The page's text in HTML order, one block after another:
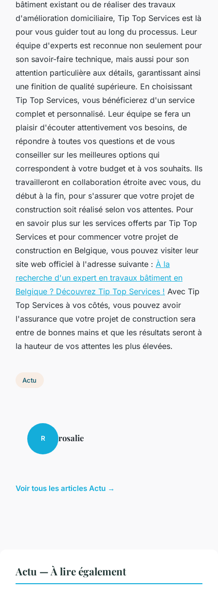
bâtiment existant ou de réaliser des travaux
d'amélioration domiciliaire, Tip Top Services est là
pour vous guider tout au long du processus. Leur
équipe d'experts est reconnue non seulement pour
son savoir-faire technique, mais aussi pour son
attention particulière aux détails, garantissant ainsi
une finition de qualité supérieure. En choisissant
Tip Top Services, vous bénéficierez d'un service
complet et personnalisé. Leur équipe se fera un
plaisir d'écouter attentivement vos besoins, de
répondre à toutes vos questions et de vous
conseiller sur les meilleures options qui
correspondent à votre budget et à vos souhaits. Ils
travailleront en collaboration étroite avec vous, du
début à la fin, pour s'assurer que votre projet de
construction soit réalisé selon vos attentes. Pour
en savoir plus sur les services offerts par Tip Top
Services et pour commencer votre projet de
construction en Belgique, vous pouvez visiter leur
site web officiel à l'adresse suivante : À la
recherche d'un expert en travaux bâtiment en
Belgique ? Découvrez Tip Top Services ! Avec Tip
Top Services à vos côtés, vous pouvez avoir
l'assurance que votre projet de construction sera
entre de bonnes mains et que les résultats seront à
la hauteur de vos attentes les plus élevées.
Actu
R rosalie
Voir tous les articles Actu →
Actu — À lire également